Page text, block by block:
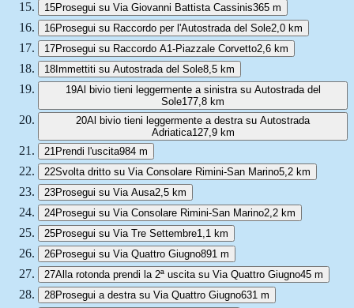
15Prosegui su Via Giovanni Battista Cassinis365 m
16Prosegui su Raccordo per l'Autostrada del Sole2,0 km
17Prosegui su Raccordo A1-Piazzale Corvetto2,6 km
18Immettiti su Autostrada del Sole8,5 km
19Al bivio tieni leggermente a sinistra su Autostrada del
Sole177,8 km
20Al bivio tieni leggermente a destra su Autostrada
Adriatica127,9 km
21 Prendi l'uscita984 m
22Svolta dritto su Via Consolare Rimini-San Marino5,2 km
23Prosegui su Via Ausa2,5 km
24Prosegui su Via Consolare Rimini-San Marino2,2 km
25Prosegui su Via Tre Settembre1,1 km
26Prosegui su Via Quattro Giugno891 m
27Alla rotonda prendi la 2ª uscita su Via Quattro Giugno45 m
28Prosegui a destra su Via Quattro Giugno631 m